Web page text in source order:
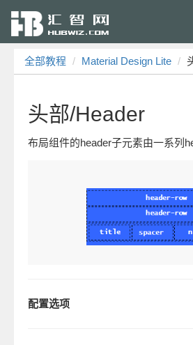
全部教程 Material Design Lite
头部/Header
布局组件的header子元素由一系列
配置选项